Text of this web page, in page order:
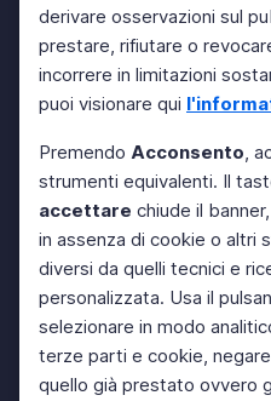
derivare osservazioni sul
prestare, rifiutare o
incorrere in limitazioni
puoi visionare qui
Premendo Acconsento,
strumenti equivalenti. Il
accettare chiude il
in assenza di cookie o altri
diversi da quelli tecnici e
personalizzata. Usa il
selezionare in modo
terze parti e cookie,
quello già prestato ovvero